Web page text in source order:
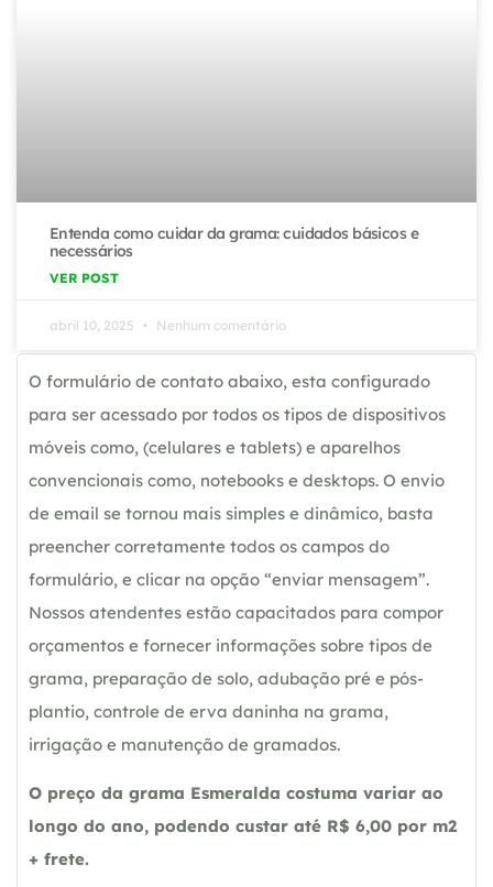
Entenda como cuidar da grama: cuidados básicos e
necessários
VER POST
abril 10, 2025 Nenhum comentário
O formulário de contato abaixo, esta configurado
para ser acessado por todos os tipos de dispositivos
móveis como, (celulares e tablets) e aparelhos
convencionais como, notebooks e desktops. O envio
de email se tornou mais simples e dinâmico, basta
preencher corretamente todos os campos do
formulário, e clicar na opção “enviar mensagem”.
Nossos atendentes estão capacitados para compor
orçamentos e fornecer informações sobre tipos de
grama, preparação de solo, adubação pré e pós-
plantio, controle de erva daninha na grama,
irrigação e manutenção de gramados.
O preço da grama Esmeralda costuma variar ao
longo do ano, podendo custar até R$ 6,00 por m2
+ frete.